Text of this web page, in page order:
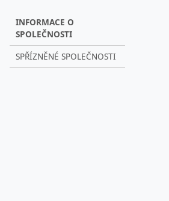
INFORMACE O
SPOLEČNOSTI
SPŘÍZNĚNÉ SPOLEČNOSTI